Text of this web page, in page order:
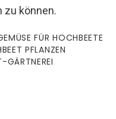
zu können.
FÜR HOCHBEETE
PFLANZEN
GÄRTNEREI